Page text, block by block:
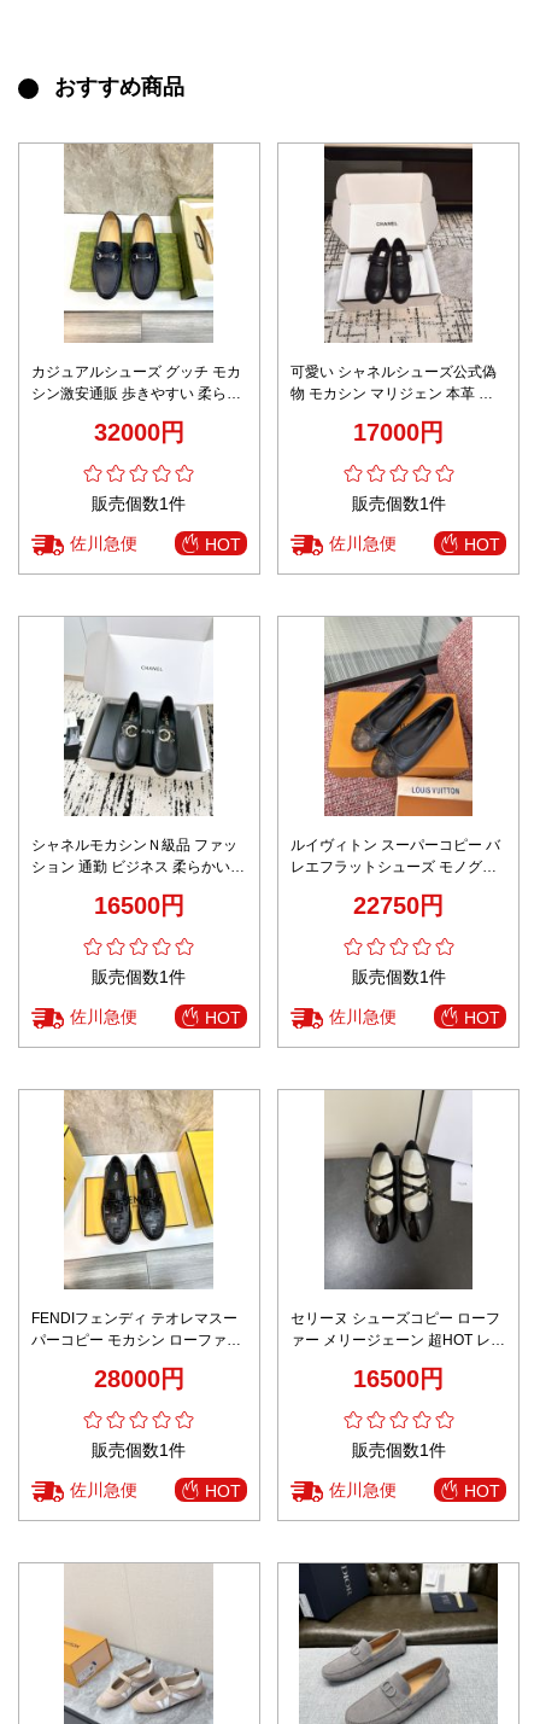
おすすめ商品
カジュアルシューズ グッチ モカ
シン激安通販 歩きやすい 柔らか
32000円
販売個数1件
佐川急便 HOT
可愛い シャネルシューズ公式偽
物 モカシン マリジェン 本革 優
17000円
販売個数1件
佐川急便 HOT
シャネルモカシンＮ級品 ファッ
ション 通勤 ビジネス 柔らかい
16500円
販売個数1件
佐川急便 HOT
ルイヴィトン スーパーコピー バ
レエフラットシューズ モノグラ
22750円
販売個数1件
佐川急便 HOT
FENDIフェンディ テオレマスー
パーコピー モカシン ローファー
気 メンズ ブラック
28000円
販売個数1件
佐川急便 HOT
セリーヌ シューズコピー ローフ
ァー メリージェーン 超HOT レザ
16500円
販売個数1件
佐川急便 HOT